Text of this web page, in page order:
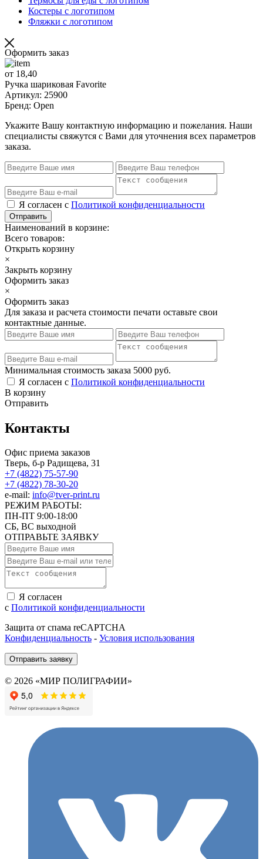
Костеры с логотипом
Фляжки с логотипом
Оформить заказ
от 18,40
Ручка шариковая Favorite
Артикул: 25900
Бренд: Open
Укажите Вашу контактную информацию и пожелания. Наши
специалисты свяжутся с Вами для уточнения всех параметров
заказа.
Я согласен с Политикой конфиденциальности
Отправить
Наименований в корзине:
Всего товаров:
Открыть корзину
×
Закрыть корзину
Оформить заказ
×
Оформить заказ
Для заказа и расчета стоимости печати оставьте свои
контактные данные.
Минимальная стоимость заказа 5000 руб.
Я согласен с Политикой конфиденциальности
В корзину
Отправить
Контакты
Офис приема заказов
Тверь, б-р Радищева, 31
+7 (4822) 75-57-90
+7 (4822) 78-30-20
e-mail: info@tver-print.ru
РЕЖИМ РАБОТЫ:
ПН-ПТ 9:00-18:00
СБ, ВС выходной
ОТПРАВЬТЕ ЗАЯВКУ
Я согласен
с Политикой конфиденциальности
Защита от спама reCAPTCHA
Конфиденциальность - Условия использования
Отправить заявку
© 2026 «МИР ПОЛИГРАФИИ»